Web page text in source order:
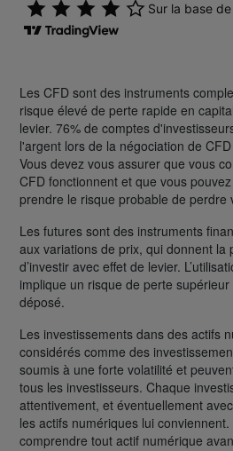
Les CFD sont des instruments
risque élevé de perte rapide en
levier. 76% de comptes
l'argent lors de la négociation de
Vous devez vous assurer que vous
CFD fonctionnent et que vous
prendre le risque probable de perdre
Les futures sont des instruments
aux variations de prix, qui donnent la
d’investir avec effet de levier.
implique un risque de perte
déposé.
Les investissements dans des actifs
considérés comme des
soumis à une forte volatilité et
tous les investisseurs. Chaque
attentivement, et éventuellement
les actifs numériques lui
comprendre tout actif numérique